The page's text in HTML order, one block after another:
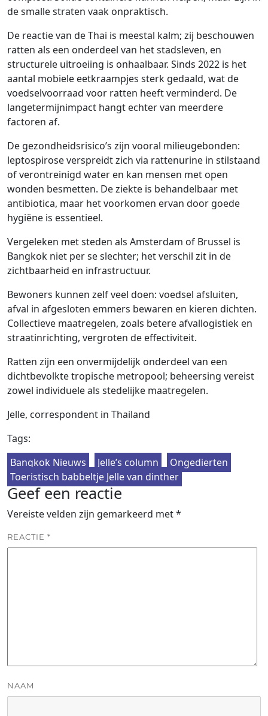
de smalle straten vaak onpraktisch.
De reactie van de Thai is meestal kalm; zij beschouwen
ratten als een onderdeel van het stadsleven, en
structurele uitroeiing is onhaalbaar. Sinds 2022 is het
aantal mobiele eetkraampjes sterk gedaald, wat de
voedselvoorraad voor ratten heeft verminderd. De
langetermijnimpact hangt echter van meerdere
factoren af.
De gezondheidsrisico’s zijn vooral milieugebonden:
leptospirose verspreidt zich via rattenurine in stilstaand
of verontreinigd water en kan mensen met open
wonden besmetten. De ziekte is behandelbaar met
antibiotica, maar het voorkomen ervan door goede
hygiëne is essentieel.
Vergeleken met steden als Amsterdam of Brussel is
Bangkok niet per se slechter; het verschil zit in de
zichtbaarheid en infrastructuur.
Bewoners kunnen zelf veel doen: voedsel afsluiten,
afval in afgesloten emmers bewaren en kieren dichten.
Collectieve maatregelen, zoals betere afvallogistiek en
straatinrichting, vergroten de effectiviteit.
Ratten zijn een onvermijdelijk onderdeel van een
dichtbevolkte tropische metropool; beheersing vereist
zowel individuele als stedelijke maatregelen.
Jelle, correspondent in Thailand
Tags:
Bangkok Nieuws
Jelle’s column
Ongedierten
Toeristisch babbeltje Jelle van dinther
Geef een reactie
Vereiste velden zijn gemarkeerd met*
REACTIE *
NAAM